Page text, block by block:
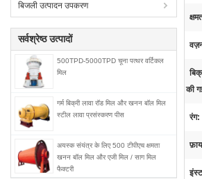
बिजली उत्पादन उपकरण
सर्वश्रेष्ठ उत्पादों
500TPD-5000TPD चूना पत्थर वर्टिकल
मिल
गर्म बिक्री लावा रॉड मिल और खनन बॉल मिल
स्टील लावा प्रसंस्करण पीस
अयस्क संयंत्र के लिए 500 टीपीएच क्षमता
खनन बॉल मिल और एजी मिल / साग मिल
फैक्टरी
की
रंग: